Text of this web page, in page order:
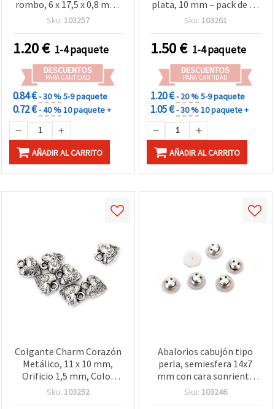
rombo, 6 x 17,5 x 0,8 mm,
agujero 2 mm, color plata
Sku: 103257
1.20€ 1-4 paquete
DESCUENTOS
PARA CANTIDAD
0.84 €- 30 %5-9 paquete
0.72 €- 40 %10 paquete +
AÑADIR AL CARRITO
plata, 10 mm – pack de 50
g
Sku: 103261
1.50€ 1-4 paquete
DESCUENTOS
PARA CANTIDAD
1.20 €- 20 %5-9 paquete
1.05 €- 30 %10 paquete +
AÑADIR AL CARRITO
Colgante Charm Corazón
Metálico, 11 x 10 mm,
Orificio 1,5 mm, Color
Plata, 20 g (aprox. 72 uds)
Sku: 103252
Abalorios cabujón tipo
perla, semiesfera 14x7
mm con cara sonriente
pintada - 10 uds.
Sku: 103246